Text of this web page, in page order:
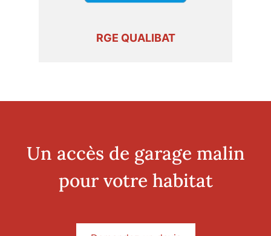
RGE QUALIBAT
Un accès de garage malin
pour votre habitat